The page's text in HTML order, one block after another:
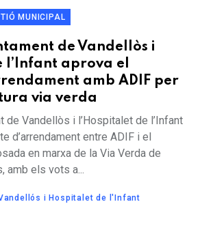
MUNICIPAL
de Vandellòs i
l’Infant aprova el
amb ADIF per
via verda
de Vandellòs i l’Hospitalet de l’Infant
d’arrendament entre ADIF i el
en marxa de la Via Verda de
amb els vots a...
i Hospitalet de l'Infant